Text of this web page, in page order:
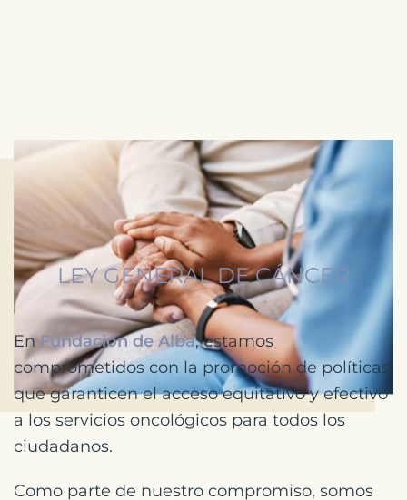
LEY GENERAL DE CÁNCER
EnFundación de Alba, estamos
comprometidos con la promoción de políticas
que garanticen el acceso equitativo y efectivo
a los servicios oncológicos para todos los
ciudadanos.
Como parte de nuestro compromiso, somos